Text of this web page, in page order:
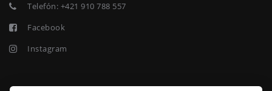
Telefón: +421 910 788 557
Facebook
Instagram